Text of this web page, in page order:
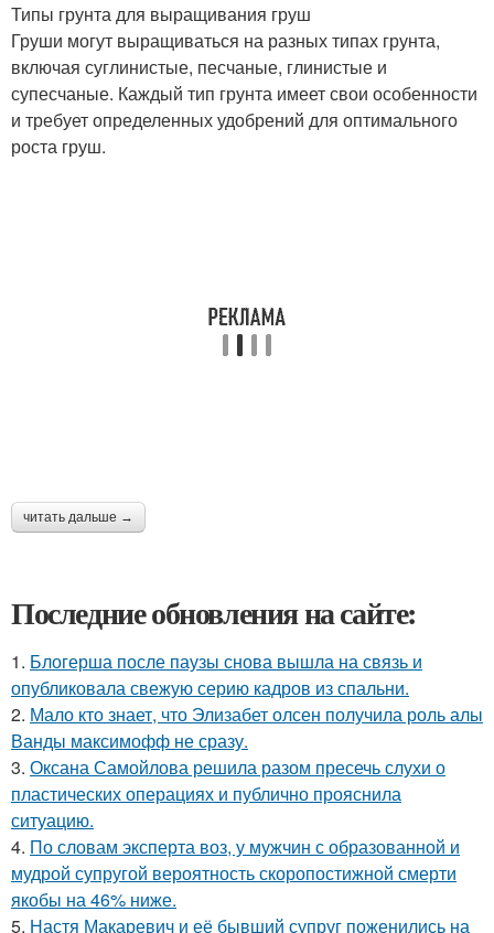
Типы грунта для выращивания груш
Груши могут выращиваться на разных типах грунта,
включая суглинистые, песчаные, глинистые и
супесчаные. Каждый тип грунта имеет свои особенности
и требует определенных удобрений для оптимального
роста груш.
читать дальше →
Последние обновления на сайте:
1. Блогерша после паузы снова вышла на связь и
опубликовала свежую серию кадров из спальни.
2. Мало кто знает, что Элизабет олсен получила роль алы
Ванды максимофф не сразу.
3. Оксана Самойлова решила разом пресечь слухи о
пластических операциях и публично прояснила
ситуацию.
4. По словам эксперта воз, у мужчин с образованной и
мудрой супругой вероятность скоропостижной смерти
якобы на 46% ниже.
5. Настя Макаревич и её бывший супруг поженились на